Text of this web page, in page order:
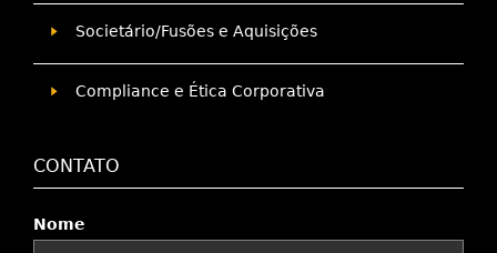
Societário/Fusões e Aquisições
Compliance e Ética Corporativa
CONTATO
Nome